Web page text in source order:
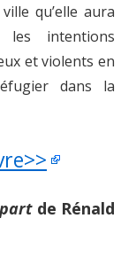
qu’elle aura
les intentions
et violents en
dans la
de Rénald